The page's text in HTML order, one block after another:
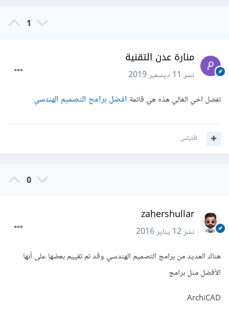
1
منارة عدن التقنية
نشر11 ديسمبر 2019
تفضل اخي الغالي هذه هي قائمة افضل برامج التصميم الهندسي
اقتباس
0
zahershullar
نشر12 يناير 2016
هناك العديد من برامج التصميم الهندسي وقد تم تقييم بعضها على أنها
الأفضل مثل برامج
ArchiCAD